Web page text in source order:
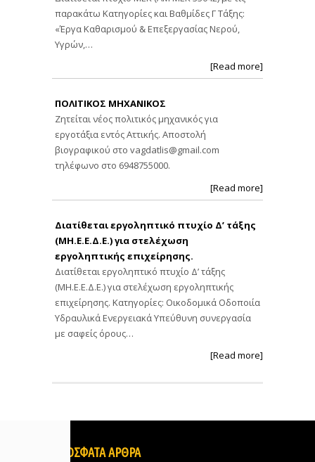
παρακάτω Κατηγορίες και Βαθμίδες Γ Τάξης:
«Έργα Καθαρισμού & Επεξεργασίας Νερού,
Υγρών,…
[Read more]
ΠΟΛΙΤΙΚΟΣ ΜΗΧΑΝΙΚΟΣ
Ζητείται νέος πολιτικός μηχανικός για
εργοτάξια εντός Αττικής. Αποστολή
βιογραφικού στο vagdatlis@gmail.com
τηλέφωνο στο 6948755000.
[Read more]
Διατίθεται εργοληπτικό πτυχίο Δ’ τάξης
(ΜΗ.Ε.Ε.Δ.Ε.) για στελέχωση
εργοληπτικής επιχείρησης.
Διατίθεται εργοληπτικό πτυχίο Δ’ τάξης
(ΜΗ.Ε.Ε.Δ.Ε.) για στελέχωση εργοληπτικής
επιχείρησης. Κατηγορίες: Οικοδομικά Οδοποιία
Υδραυλικά Ενεργειακά Υπεύθυνη συνεργασία
με σαφείς όρους…
[Read more]
ΠΡΟΣΦΑΤΑ ΑΡΘΡΑ